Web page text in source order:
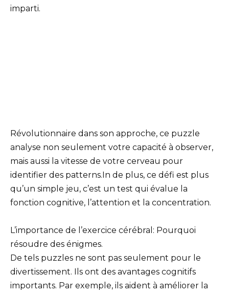
imparti.
Révolutionnaire dans son approche, ce puzzle
analyse non seulement votre capacité à observer,
mais aussi la vitesse de votre cerveau pour
identifier des patterns.In de plus, ce défi est plus
qu’un simple jeu, c’est un test qui évalue la
fonction cognitive, l’attention et la concentration.
L’importance de l’exercice cérébral: Pourquoi
résoudre des énigmes.
De tels puzzles ne sont pas seulement pour le
divertissement. Ils ont des avantages cognitifs
importants. Par exemple, ils aident à améliorer la